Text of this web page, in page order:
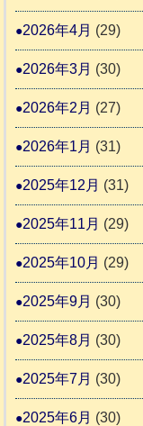
2026年4月 (29)
2026年3月 (30)
2026年2月 (27)
2026年1月 (31)
2025年12月 (31)
2025年11月 (29)
2025年10月 (29)
2025年9月 (30)
2025年8月 (30)
2025年7月 (30)
2025年6月 (30)